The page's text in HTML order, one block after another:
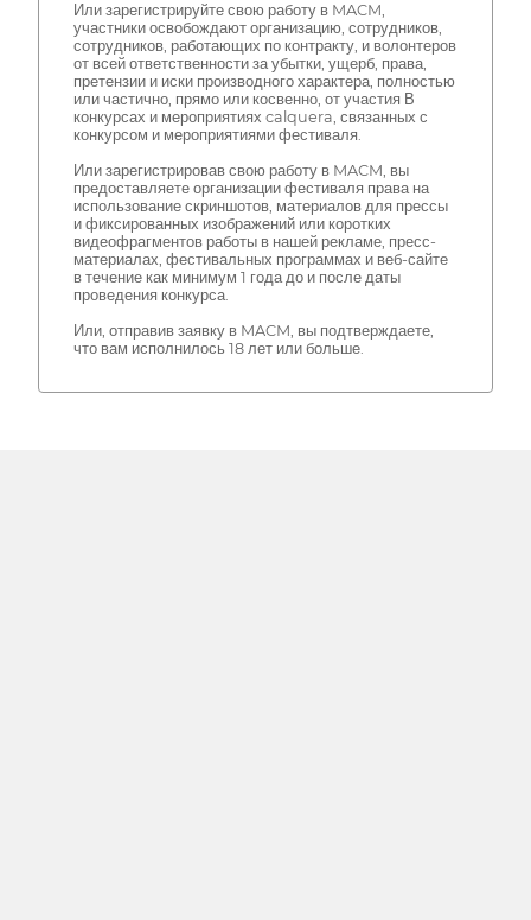
Или зарегистрируйте свою работу в MACM,
участники освобождают организацию, сотрудников,
сотрудников, работающих по контракту, и волонтеров
от всей ответственности за убытки, ущерб, права,
претензии и иски производного характера, полностью
или частично, прямо или косвенно, от участия В
конкурсах и мероприятиях calquera, связанных с
конкурсом и мероприятиями фестиваля.
Или зарегистрировав свою работу в MACM, вы
предоставляете организации фестиваля права на
использование скриншотов, материалов для прессы
и фиксированных изображений или коротких
видеофрагментов работы в нашей рекламе, пресс-
материалах, фестивальных программах и веб-сайте
в течение как минимум 1 года до и после даты
проведения конкурса.
Или, отправив заявку в MACM, вы подтверждаете,
что вам исполнилось 18 лет или больше.